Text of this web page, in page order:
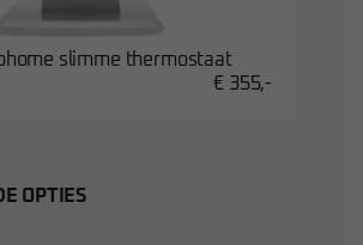
slimme thermostaat
€ 355,-
OPTIES